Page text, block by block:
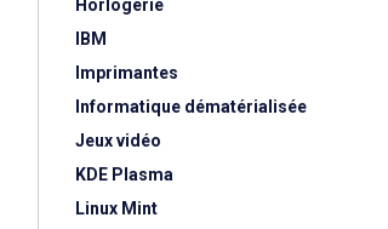
Horlogerie
IBM
Imprimantes
Informatique dématérialisée
Jeux vidéo
KDE Plasma
Linux Mint